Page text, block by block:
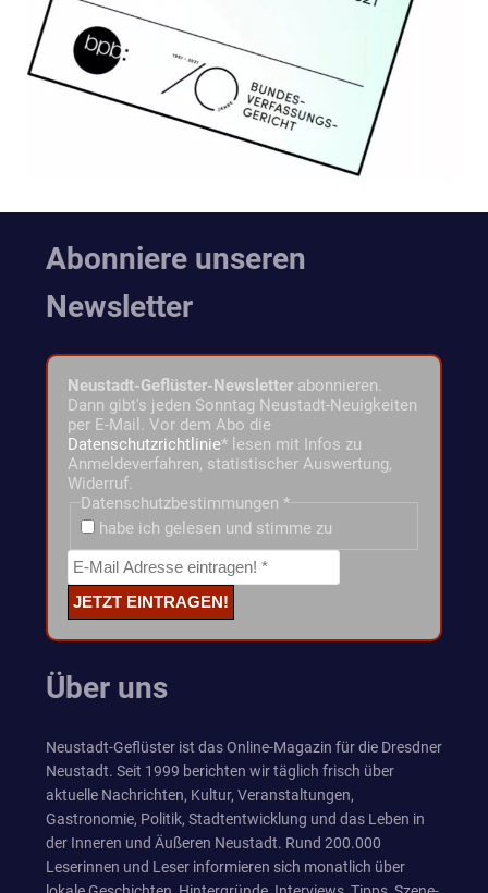
Abonniere unseren
Newsletter
Neustadt-Geflüster-Newsletter abonnieren.
Dann gibt's jeden Sonntag Neustadt-Neuigkeiten
per E-Mail. Vor dem Abo die
Datenschutzrichtlinie* lesen mit Infos zu
Anmeldeverfahren, statistischer Auswertung,
Widerruf.
Datenschutzbestimmungen *
habe ich gelesen und stimme zu
Über uns
Neustadt-Geflüster ist das Online-Magazin für die Dresdner
Neustadt. Seit 1999 berichten wir täglich frisch über
aktuelle Nachrichten, Kultur, Veranstaltungen,
Gastronomie, Politik, Stadtentwicklung und das Leben in
der Inneren und Äußeren Neustadt. Rund 200.000
Leserinnen und Leser informieren sich monatlich über